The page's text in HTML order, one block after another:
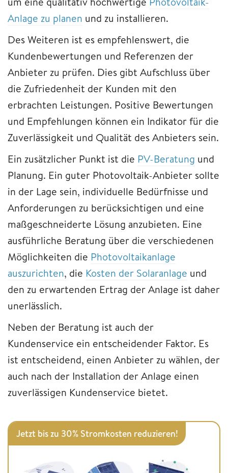
Anlage zu planen und zu installieren.
Des Weiteren ist es empfehlenswert, die
Kundenbewertungen und Referenzen der
Anbieter zu prüfen. Dies gibt Aufschluss über
die Zufriedenheit der Kunden mit den
erbrachten Leistungen. Positive Bewertungen
und Empfehlungen können ein Indikator für die
Zuverlässigkeit und Qualität des Anbieters sein.
Ein zusätzlicher Punkt ist die PV-Beratung und
Planung. Ein guter Photovoltaik-Anbieter sollte
in der Lage sein, individuelle Bedürfnisse und
Anforderungen zu berücksichtigen und eine
maßgeschneiderte Lösung anzubieten. Eine
ausführliche Beratung über die verschiedenen
Möglichkeiten die Photovoltaikanlage
auszurichten, die Kosten der Solaranlage und
den zu erwartenden Ertrag der Anlage ist daher
unerlässlich.
Neben der Beratung ist auch der
Kundenservice ein entscheidender Faktor. Es
ist entscheidend, einen Anbieter zu wählen, der
auch nach der Installation der Anlage einen
zuverlässigen Kundenservice bietet.
Jetzt bis zu 30% Stromkosten reduzieren!